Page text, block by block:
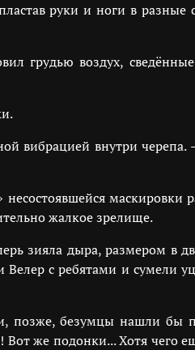
руки и ноги в
грудью воздух,
вибрацией внутри черепа.
маскировки
жалкое зрелище.
зияла дыра, размером в
с ребятами и сумели
позже, безумцы нашли бы
же подонки... Хотя чего